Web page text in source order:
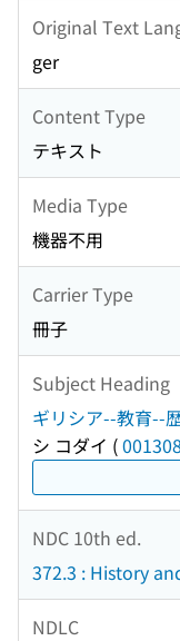
Original Text
ger
Content Type
テキスト
Media Type
機器不用
Carrier Type
冊子
Subject Heading
ギリシア--教育--
シ コダイ (
NDC 10th ed.
372.3 : History
NDLC